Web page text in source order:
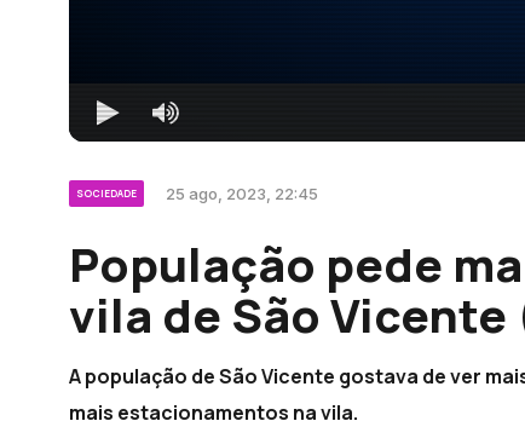
SOCIEDADE 25 ago, 2023, 22:45
População pede
vila de São
A população de São Vicente gostava de ver
mais estacionamentos na vila.